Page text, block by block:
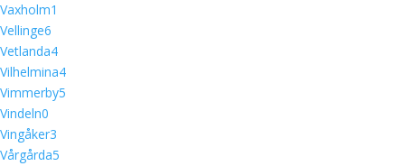
Vaxholm1
Vellinge6
Vetlanda4
Vilhelmina4
Vimmerby5
Vindeln0
Vingåker3
Vårgårda5